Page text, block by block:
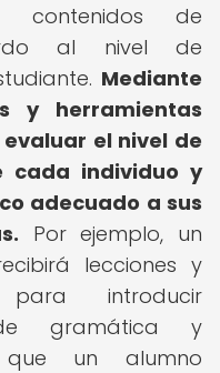
contenidos de
al nivel de
Mediante
y herramientas
el nivel de
cada individuo y
adecuado a sus
Por ejemplo, un
lecciones y
para introducir
gramática y
que un alumno